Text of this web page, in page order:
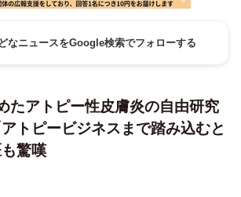
なニュースをGoogle検索でフォローする
たアトピー性皮膚炎の自由研究
トピービジネスまで踏み込むと
驚嘆